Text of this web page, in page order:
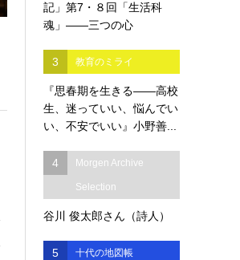
記」第7・８回「生活科
魂」――三つの心
3 教育のミライ
『思春期を生きる――高校
生、迷っていい、悩んでい
い、不安でいい』小野善...
4 Morgen Archive
Selection
谷川 俊太郎さん（詩人）
5 十代の地図帳